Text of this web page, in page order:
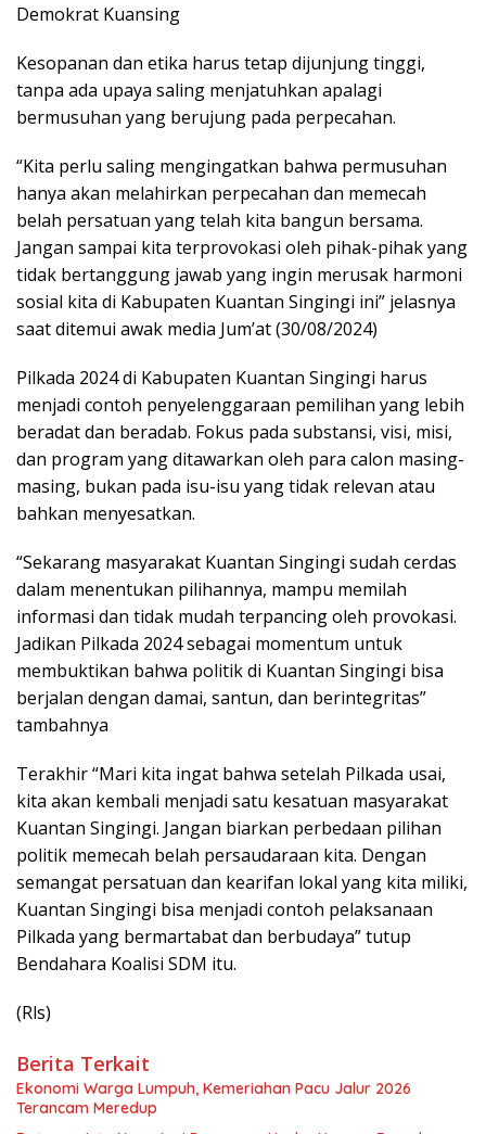
Demokrat Kuansing
Kesopanan dan etika harus tetap dijunjung tinggi,
tanpa ada upaya saling menjatuhkan apalagi
bermusuhan yang berujung pada perpecahan.
“Kita perlu saling mengingatkan bahwa permusuhan
hanya akan melahirkan perpecahan dan memecah
belah persatuan yang telah kita bangun bersama.
Jangan sampai kita terprovokasi oleh pihak-pihak yang
tidak bertanggung jawab yang ingin merusak harmoni
sosial kita di Kabupaten Kuantan Singingi ini” jelasnya
saat ditemui awak media Jum’at (30/08/2024)
Pilkada 2024 di Kabupaten Kuantan Singingi harus
menjadi contoh penyelenggaraan pemilihan yang lebih
beradat dan beradab. Fokus pada substansi, visi, misi,
dan program yang ditawarkan oleh para calon masing-
masing, bukan pada isu-isu yang tidak relevan atau
bahkan menyesatkan.
“Sekarang masyarakat Kuantan Singingi sudah cerdas
dalam menentukan pilihannya, mampu memilah
informasi dan tidak mudah terpancing oleh provokasi.
Jadikan Pilkada 2024 sebagai momentum untuk
membuktikan bahwa politik di Kuantan Singingi bisa
berjalan dengan damai, santun, dan berintegritas”
tambahnya
Terakhir “Mari kita ingat bahwa setelah Pilkada usai,
kita akan kembali menjadi satu kesatuan masyarakat
Kuantan Singingi. Jangan biarkan perbedaan pilihan
politik memecah belah persaudaraan kita. Dengan
semangat persatuan dan kearifan lokal yang kita miliki,
Kuantan Singingi bisa menjadi contoh pelaksanaan
Pilkada yang bermartabat dan berbudaya” tutup
Bendahara Koalisi SDM itu.
(Rls)
Berita Terkait
Ekonomi Warga Lumpuh, Kemeriahan Pacu Jalur 2026
Terancam Meredup